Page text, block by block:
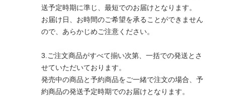
送予定時期に準じ、最短でのお届けとなります。
お届け日、お時間のご希望を承ることができません
ので、あらかじめご注意ください。
3.ご注文商品がすべて揃い次第、一括での発送とさ
せていただいております。
発売中の商品と予約商品をご一緒で注文の場合、予
約商品の発送予定時期でのお届けとなります。